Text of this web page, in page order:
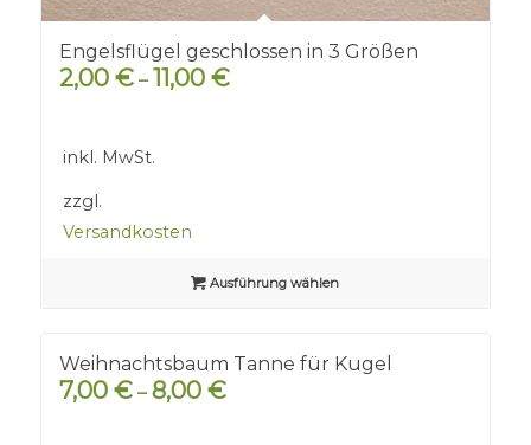
Engelsflügel geschlossen in 3 Größen
2,00 €–11,00 €
inkl. MwSt.
zzgl.
Versandkosten
Ausführung wählen
Weihnachtsbaum Tanne für Kugel
7,00 €–8,00 €